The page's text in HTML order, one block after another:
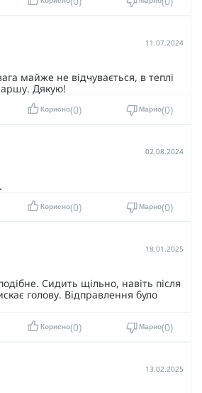
TEAM WENDY", разом із
чебурашками, стане вашим
будь-яких завданнях. Це
функціональність та стиль.
11.07.2024
майже не відчувається, в теплі
Дякую!
Корисно 0 Марно 0
02.08.2024
Корисно 0 Марно 0
18.01.2025
Сидить щільно, навіть після
голову. Відправлення було
Корисно 0 Марно 0
13.02.2025